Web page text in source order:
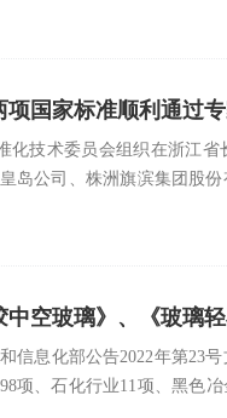
项国家标准顺利通过
化技术委员会组织在浙江
岛公司、株洲旗滨集团股
中空玻璃》、《玻璃
信息化部公告2022年第23
项、石化行业11项、黑色